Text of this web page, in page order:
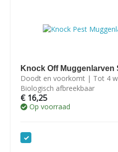
Knock Off Muggenlarven
Doodt en voorkomt | Tot 4
Biologisch afbreekbaar
€ 16,25
Op voorraad